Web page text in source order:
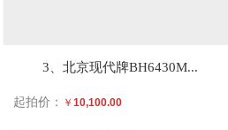
3、北京现代牌BH6430M...
起拍价： ￥ 10,100.00